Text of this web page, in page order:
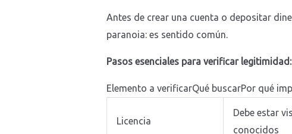
Antes de crear una cuenta o depositar
paranoia: es sentido común.
Pasos esenciales para verificar legitimidad:
Elemento a verificarQué buscarPor qué
Licencia
Debe estar
conocidos